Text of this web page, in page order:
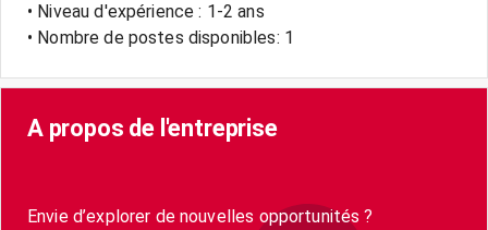
• Niveau d'expérience : 1-2 ans
• Nombre de postes disponibles: 1
A propos de l'entreprise
Envie d’explorer de nouvelles opportunités ?